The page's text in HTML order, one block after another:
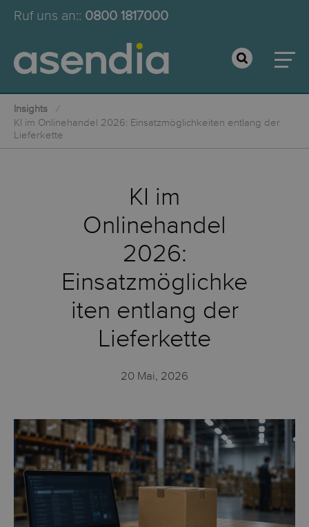
Ruf uns an:: 0800 1817000
Insights
KI im Onlinehandel 2026: Einsatzmöglichkeiten entlang der
Lieferkette
KI im
Onlinehandel
2026:
Einsatzmöglichke
iten entlang der
Lieferkette
20 Mai, 2026